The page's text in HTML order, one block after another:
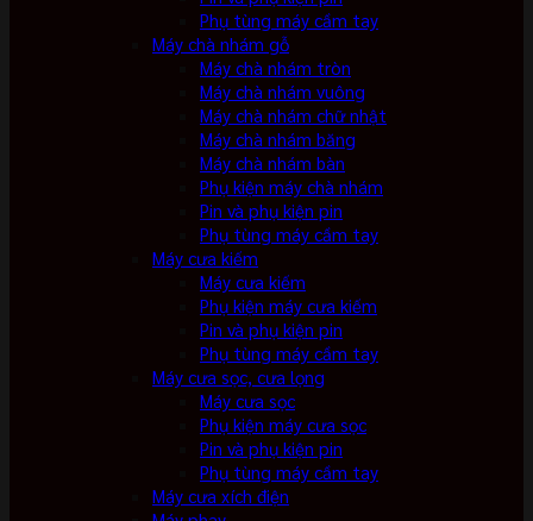
Phụ tùng máy cầm tay
Máy chà nhám gỗ
Máy chà nhám tròn
Máy chà nhám vuông
Máy chà nhám chữ nhật
Máy chà nhám băng
Máy chà nhám bàn
Phụ kiện máy chà nhám
Pin và phụ kiện pin
Phụ tùng máy cầm tay
Máy cưa kiếm
Máy cưa kiếm
Phụ kiện máy cưa kiếm
Pin và phụ kiện pin
Phụ tùng máy cầm tay
Máy cưa sọc, cưa lọng
Máy cưa sọc
Phụ kiện máy cưa sọc
Pin và phụ kiện pin
Phụ tùng máy cầm tay
Máy cưa xích điện